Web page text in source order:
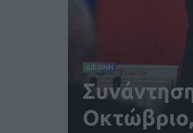
ΔΙΕΘΝΗ